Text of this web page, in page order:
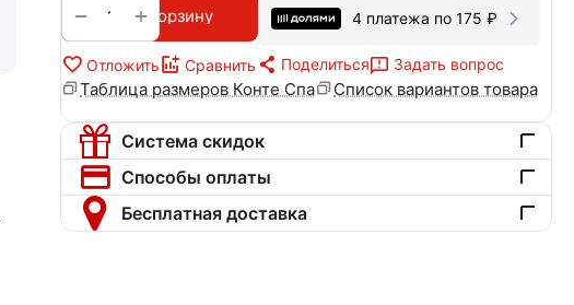
+
− В корзину 4 платежа по 175 ₽
Отложить Сравнить Поделиться Задать вопрос
Таблица размеров Конте Спа Список вариантов товара
Система скидок
Способы оплаты
Бесплатная доставка